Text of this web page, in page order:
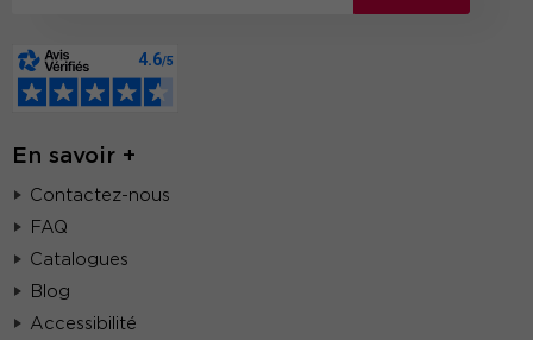
En savoir +
Contactez-nous
FAQ
Catalogues
Blog
Accessibilité